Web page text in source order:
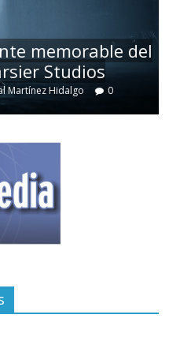
memorable del
Studios
Martínez Hidalgo 0